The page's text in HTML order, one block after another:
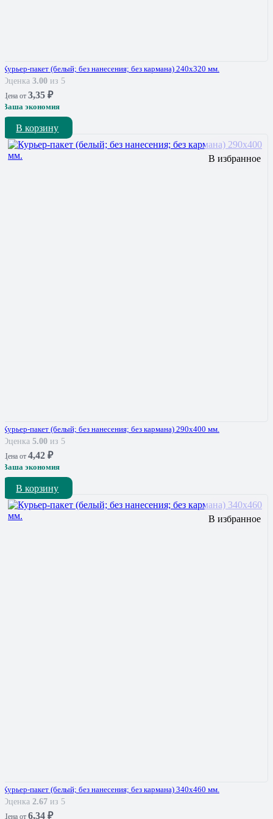
Курьер-пакет (белый; без нанесения; без кармана) 240х320 мм.
Оценка 3.00 из 5
Цена от 3,35 ₽
Ваша экономия
В корзину
В избранное
Курьер-пакет (белый; без нанесения; без кармана) 290х400 мм.
Оценка 5.00 из 5
Цена от 4,42 ₽
Ваша экономия
В корзину
В избранное
Курьер-пакет (белый; без нанесения; без кармана) 340х460 мм.
Оценка 2.67 из 5
Цена от 6,34 ₽